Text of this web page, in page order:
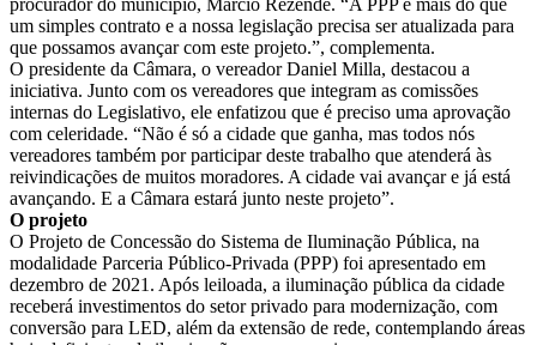
procurador do município, Márcio Rezende. “A PPP é mais do que
um simples contrato e a nossa legislação precisa ser atualizada para
que possamos avançar com este projeto.”, complementa.
O presidente da Câmara, o vereador Daniel Milla, destacou a
iniciativa. Junto com os vereadores que integram as comissões
internas do Legislativo, ele enfatizou que é preciso uma aprovação
com celeridade. “Não é só a cidade que ganha, mas todos nós
vereadores também por participar deste trabalho que atenderá às
reivindicações de muitos moradores. A cidade vai avançar e já está
avançando. E a Câmara estará junto neste projeto”.
O projeto
O Projeto de Concessão do Sistema de Iluminação Pública, na
modalidade Parceria Público-Privada (PPP) foi apresentado em
dezembro de 2021. Após leiloada, a iluminação pública da cidade
receberá investimentos do setor privado para modernização, com
conversão para LED, além da extensão de rede, contemplando áreas